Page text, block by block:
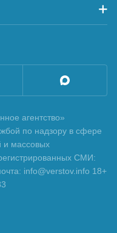
агентство»
по надзору в сфере
и массовых
СМИ:
info@verstov.info 18+